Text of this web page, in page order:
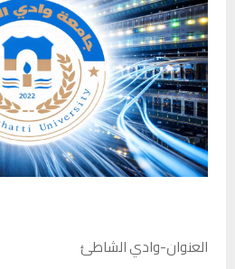
العنوان-وادي الشاطئ